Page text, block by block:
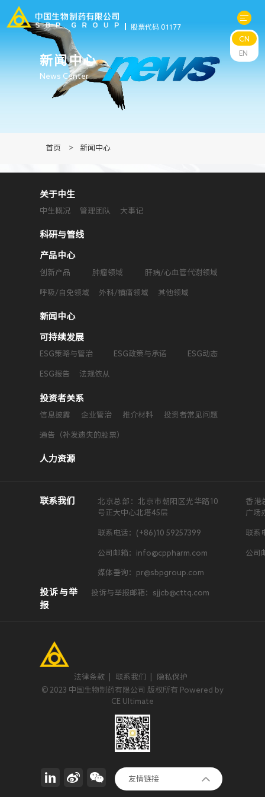
股票代码 01177
可持续发展
投资者关系
CN
EN
新闻中心
News Center
首页 > 新闻中心
关于中生
中生概况 管理团队 大事记
科研与管线
产品中心
创新产品 肿瘤领域 肝病/心血管代谢领域
呼吸/自免领域 外科/镇痛领域 其他领域
新闻中心
可持续发展
ESG策略与管治 ESG政策与承诺 ESG动态
ESG报告 法规依从
投资者关系
信息披露 企业管治 推介材料 投资者常见问题
通告（补发遗失的股票）
人力资源
联系我们
北京总部：北京市朝阳区光华路10
号正大中心北塔45层
联系电话：(+86)10 59257399
公司邮箱：info@cppharm.com
媒体垂询：pr@sbpgroup.com
香港
广场
联系
公司
投诉与举
报
投诉与举报邮箱：sjjcb@cttq.com
法律条款 联系我们
隐私保护
© 2023 中国生物制药有限公司 版权所有 Powered by
CE Ultimate
友情链接
正大集团